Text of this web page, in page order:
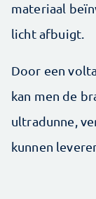
materiaal
licht afbuigt.
Door een
kan men de
ultradunne,
kunnen